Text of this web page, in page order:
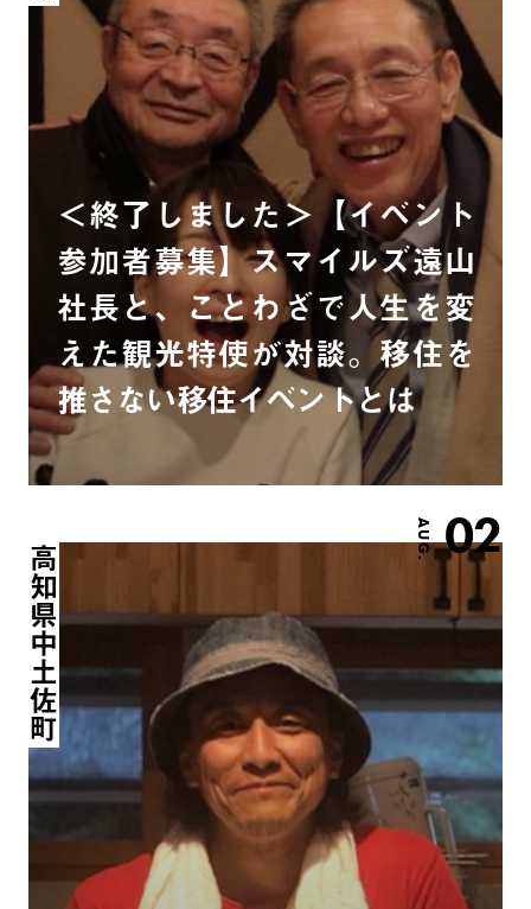
＜終了しました＞【イベント
参加者募集】スマイルズ遠山
社長と、ことわざで人生を変
えた観光特使が対談。移住を
推さない移住イベントとは
AUG. 02
高知県中土佐町